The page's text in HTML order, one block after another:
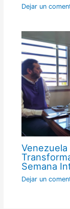
Dejar un
Semana
Dejar un